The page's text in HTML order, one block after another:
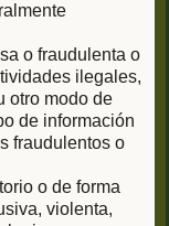
o fraudulenta o
ilegales,
otro modo de
de información
fraudulentos o
o de forma
violenta,